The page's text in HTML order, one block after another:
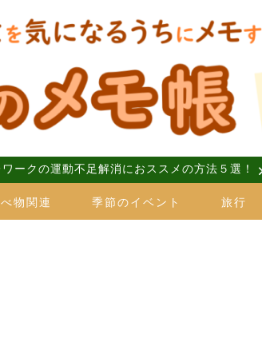
ワークの運動不足解消におススメの方法５選！
物関連 季節のイベント 旅行